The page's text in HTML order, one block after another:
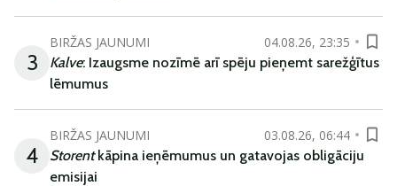
3
BIRŽAS JAUNUMI
04.08.26, 23:35
Kalve: Izaugsme nozīmē arī spēju pieņemt sarežģītus
lēmumus
4
BIRŽAS JAUNUMI
03.08.26, 06:44
Storentkāpina ieņēmumus un gatavojas obligāciju
emisijai